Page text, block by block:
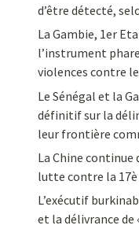
d’être détecté,
La Gambie, 1er
l’instrument
violences contre
Le Sénégal et la
définitif sur la
leur frontière
La Chine continue
lutte contre la 17è
L’exécutif
et la délivrance